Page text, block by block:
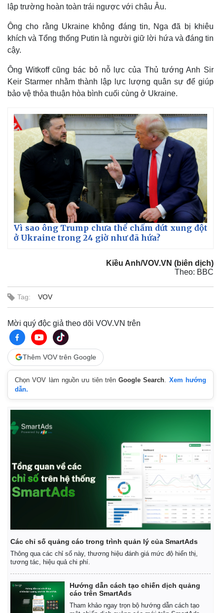
Kinh tế
Bất động sản
Khởi nghiệp
Tỷ giá
Chứng khoán
lập trường hoàn toàn trái ngược với châu Âu.
Ông cho rằng Ukraine không đáng tin, Nga đã bị khiêu
khích và Tổng thống Putin là người giữ lời hứa và đáng tin
cậy.
Ông Witkoff cũng bác bỏ nỗ lực của Thủ tướng Anh Sir
Keir Starmer nhằm thành lập lực lượng quân sự để giúp
bảo vệ thỏa thuận hòa bình cuối cùng ở Ukraine.
Vì sao ông Trump chưa thể chấm dứt xung đột
ở Ukraine trong 24 giờ như đã hứa?
Kiều Anh/VOV.VN (biên dịch)
Theo: BBC
Tag: VOV
Mời quý độc giả theo dõi VOV.VN trên
Thêm VOV trên Google
Chọn VOV làm nguồn ưu tiên trênGoogle Search
Xem hướng
dẫn.
Các chỉ số quảng cáo trong trình quản lý của SmartAds
Thông qua các chỉ số này, thương hiệu đánh giá mức độ hiển thị,
tương tác, hiệu quả chi phí.
Hướng dẫn cách tạo chiến dịch quảng
cáo trên SmartAds
Tham khảo ngay trọn bộ hướng dẫn cách tạo